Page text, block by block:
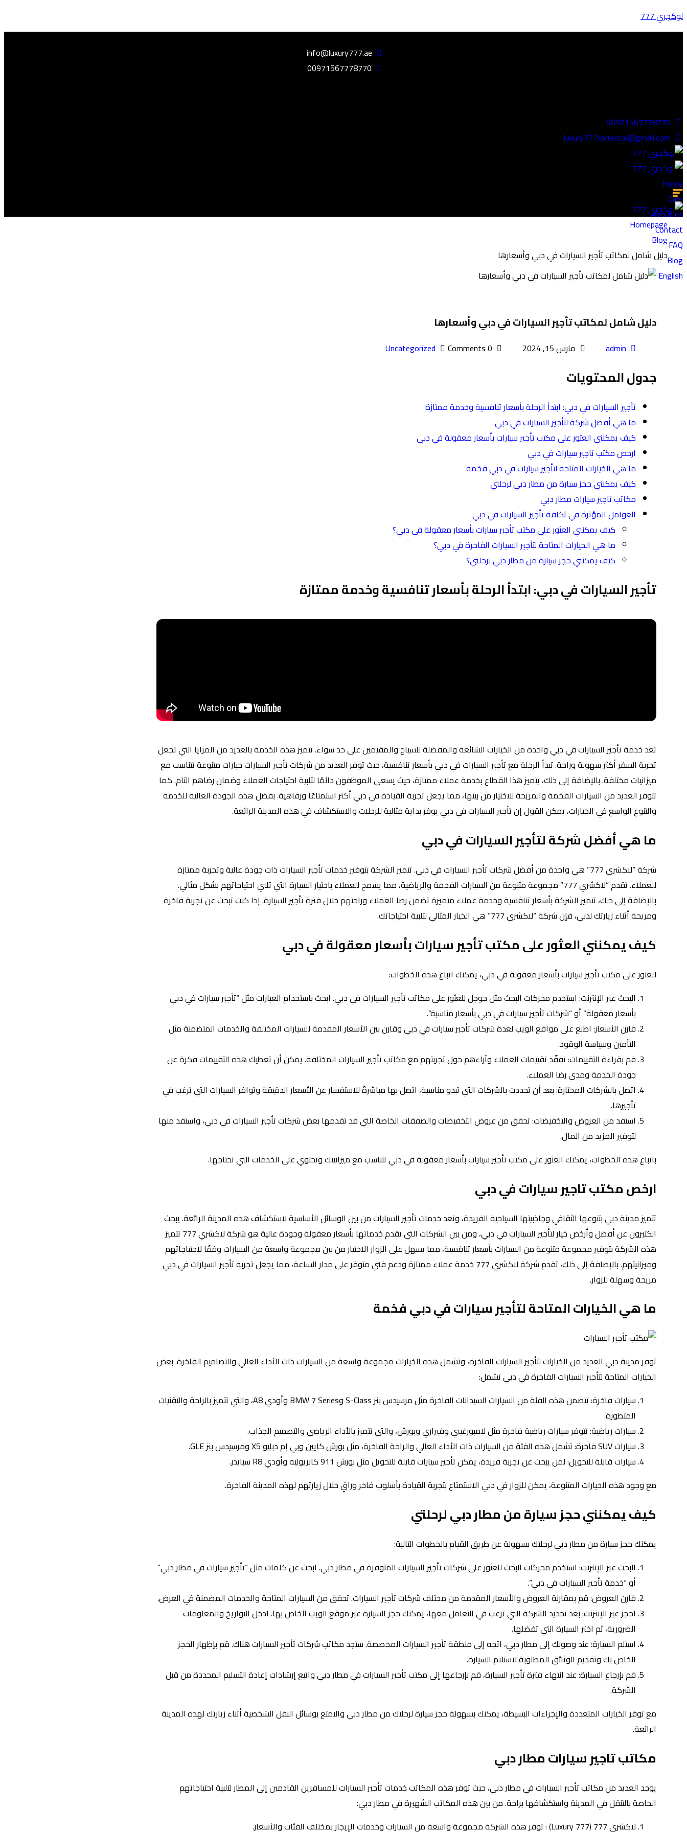
لوكجري 777
info@luxury777.ae
00971567778770
Home
Cars
About us
Contact
FAQ
Blog
English
Homepage
Blog
دليل شامل لمكاتب تأجير السيارات في دبي وأسعارها
دليل شامل لمكاتب تأجير السيارات في دبي وأسعارها
مارس 15, 2024 0 Comments
Uncategorized
جدول المحتويات
تأجير السيارات في دبي: ابتدأ الرحلة بأسعار تنافسية وخدمة ممتازة
ما هي أفضل شركة لتأجير السيارات في دبي
كيف يمكنني العثور على مكتب تأجير سيارات بأسعار معقولة في دبي
ارخص مكتب تاجير سيارات في دبي
ما هي الخيارات المتاحة لتأجير سيارات في دبي فخمة
كيف يمكنني حجز سيارة من مطار دبي لرحلتي
مكاتب تاجير سيارات مطار دبي
العوامل المؤثرة في تكلفة تأجير السيارات في دبي
كيف يمكنني العثور على مكتب تأجير سيارات بأسعار معقولة في دبي؟
ما هي الخيارات المتاحة لتأجير السيارات الفاخرة في دبي؟
كيف يمكنني حجز سيارة من مطار دبي لرحلتي؟
تأجير السيارات في دبي: ابتدأ الرحلة بأسعار تنافسية وخدمة ممتازة
تعد خدمة تأجير السيارات في دبي واحدة من الخيارات الشائعة والمفضلة للسياح والمقيمين على حد سواء. تتميز هذه الخدمة بالعديد من المزايا التي تجعل
تجربة السفر أكثر سهولة وراحة. تبدأ الرحلة مع تأجير السيارات في دبي بأسعار تنافسية، حيث توفر العديد من شركات تأجير السيارات خيارات متنوعة تتناسب مع
ميزانيات مختلفة. بالإضافة إلى ذلك، يتميز هذا القطاع بخدمة عملاء ممتازة، حيث يسعى الموظفون دائمًا لتلبية احتياجات العملاء وضمان رضاهم التام. كما
تتوفر العديد من السيارات الفخمة والمريحة للاختيار من بينها، مما يجعل تجربة القيادة في دبي أكثر استمتاعًا ورفاهية. بفضل هذه الجودة العالية للخدمة
والتنوع الواسع في الخيارات، يمكن القول إن تأجير السيارات في دبي يوفر بداية مثالية للرحلات والاستكشاف في هذه المدينة الرائعة.
ما هي أفضل شركة لتأجير السيارات في دبي
شركة “لاكشري 777” هي واحدة من أفضل شركات تأجير السيارات في دبي. تتميز الشركة بتوفير خدمات تأجير السيارات ذات جودة عالية وتجربة ممتازة
للعملاء. تقدم “لاكشري 777” مجموعة متنوعة من السيارات الفخمة والرياضية، مما يسمح للعملاء باختيار السيارة التي تلبي احتياجاتهم بشكل مثالي.
بالإضافة إلى ذلك، تتميز الشركة بأسعار تنافسية وخدمة عملاء متميزة تضمن رضا العملاء وراحتهم خلال فترة تأجير السيارة. إذا كنت تبحث عن تجربة فاخرة
ومريحة أثناء زيارتك لدبي، فإن شركة “لاكشري 777” هي الخيار المثالي لتلبية احتياجاتك.
كيف يمكنني العثور على مكتب تأجير سيارات بأسعار معقولة في دبي
للعثور على مكتب تأجير سيارات بأسعار معقولة في دبي، يمكنك اتباع هذه الخطوات:
البحث عبر الإنترنت: استخدم محركات البحث مثل جوجل للعثور على مكاتب تأجير السيارات في دبي. ابحث باستخدام العبارات مثل “تأجير سيارات في دبي
بأسعار معقولة” أو “شركات تأجير سيارات في دبي بأسعار مناسبة”.
قارن الأسعار: اطلع على مواقع الويب لعدة شركات تأجير سيارات في دبي وقارن بين الأسعار المقدمة للسيارات المختلفة والخدمات المتضمنة مثل
التأمين وسياسة الوقود.
قم بقراءة التقييمات: تفقّد تقييمات العملاء وآراءهم حول تجربتهم مع مكاتب تأجير السيارات المختلفة. يمكن أن تعطيك هذه التقييمات فكرة عن
جودة الخدمة ومدى رضا العملاء.
اتصل بالشركات المختارة: بعد أن تحددت بالشركات التي تبدو مناسبة، اتصل بها مباشرةً للاستفسار عن الأسعار الدقيقة وتوافر السيارات التي ترغب في
تأجيرها.
استفد من العروض والتخفيضات: تحقق من عروض التخفيضات والصفقات الخاصة التي قد تقدمها بعض شركات تأجير السيارات في دبي، واستفد منها
لتوفير المزيد من المال.
باتباع هذه الخطوات، يمكنك العثور على مكتب تأجير سيارات بأسعار معقولة في دبي تتناسب مع ميزانيتك وتحتوي على الخدمات التي تحتاجها.
ارخص مكتب تاجير سياراتفي دبي
تتميز مدينة دبي بتنوعها الثقافي وجاذبيتها السياحية الفريدة، وتعد خدمات تأجير السيارات من بين الوسائل الأساسية لاستكشاف هذه المدينة الرائعة. يبحث
الكثيرون عن أفضل وأرخص خيار لتأجير السيارات في دبي، ومن بين الشركات التي تقدم خدماتها بأسعار معقولة وجودة عالية هو شركة لاكشري 777 تتميز
هذه الشركة بتوفير مجموعة متنوعة من السيارات بأسعار تنافسية، مما يسهل على الزوار الاختيار من بين مجموعة واسعة من السيارات وفقًا لاحتياجاتهم
وميزانيتهم. بالإضافة إلى ذلك، تقدم شركة لاكشري 777 خدمة عملاء ممتازة ودعم فني متوفر على مدار الساعة، مما يجعل تجربة تأجير السيارات في دبي
مريحة وسهلة للزوار.
ما هي الخيارات المتاحة لتأجير سيارات في دبي فخمة
توفر مدينة دبي العديد من الخيارات لتأجير السيارات الفاخرة، وتشمل هذه الخيارات مجموعة واسعة من السيارات ذات الأداء العالي والتصاميم الفاخرة. بعض
الخيارات المتاحة لتأجير السيارات الفاخرة في دبي تشمل:
سيارات فاخرة: تتضمن هذه الفئة من السيارات السيدانات الفاخرة مثل مرسيدس بنز S-Class وBMW 7 Series وأودي A8، والتي تتميز بالراحة والتقنيات
المتطورة.
سيارات رياضية: تتوفر سيارات رياضية فاخرة مثل لامبورغيني وفيراري وبورش، والتي تتميز بالأداء الرياضي والتصميم الجذاب.
سيارات SUV فاخرة: تشمل هذه الفئة من السيارات ذات الأداء العالي والراحة الفاخرة، مثل بورش كايين وبي إم دبليو X5 ومرسيدس بنز GLE.
سيارات قابلة للتحويل: لمن يبحث عن تجربة فريدة، يمكن تأجير سيارات قابلة للتحويل مثل بورش 911 كابريوليه وأودي R8 سبايدر.
مع وجود هذه الخيارات المتنوعة، يمكن للزوار في دبي الاستمتاع بتجربة القيادة بأسلوب فاخر وراقٍ خلال زيارتهم لهذه المدينة الفاخرة.
كيف يمكنني حجز سيارة من مطار دبي لرحلتي
يمكنك حجز سيارة من مطار دبي لرحلتك بسهولة عن طريق القيام بالخطوات التالية:
البحث عبر الإنترنت: استخدم محركات البحث للعثور على شركات تأجير السيارات المتوفرة في مطار دبي. ابحث عن كلمات مثل “تأجير سيارات في مطار دبي”
أو “خدمة تأجير السيارات في دبي”.
قارن العروض: قم بمقارنة العروض والأسعار المقدمة من مختلف شركات تأجير السيارات. تحقق من السيارات المتاحة والخدمات المضمنة في العرض.
احجز عبر الإنترنت: بعد تحديد الشركة التي ترغب في التعامل معها، يمكنك حجز السيارة عبر موقع الويب الخاص بها. ادخل التواريخ والمعلومات
الضرورية، ثم اختر السيارة التي تفضلها.
استلم السيارة: عند وصولك إلى مطار دبي، اتجه إلى منطقة تأجير السيارات المخصصة. ستجد مكاتب شركات تأجير السيارات هناك. قم بإظهار الحجز
الخاص بك وتقديم الوثائق المطلوبة لاستلام السيارة.
قم بإرجاع السيارة: عند انتهاء فترة تأجير السيارة، قم بإرجاعها إلى مكتب تأجير السيارات في مطار دبي واتبع إرشادات إعادة التسليم المحددة من قبل
الشركة.
مع توفر الخيارات المتعددة والإجراءات البسيطة، يمكنك بسهولة حجز سيارة لرحلتك من مطار دبي والتمتع بوسائل النقل الشخصية أثناء زيارتك لهذه المدينة
الرائعة.
مكاتب تاجير سيارات مطار دبي
يوجد العديد من مكاتب تأجير السيارات في مطار دبي، حيث توفر هذه المكاتب خدمات تأجير السيارات للمسافرين القادمين إلى المطار لتلبية احتياجاتهم
الخاصة بالتنقل في المدينة واستكشافها براحة. من بين هذه المكاتب الشهيرة في مطار دبي:
لاكشري 777 (Luxury 777) : توفر هذه الشركة مجموعة واسعة من السيارات وخدمات الإيجار بمختلف الفئات والأسعار.